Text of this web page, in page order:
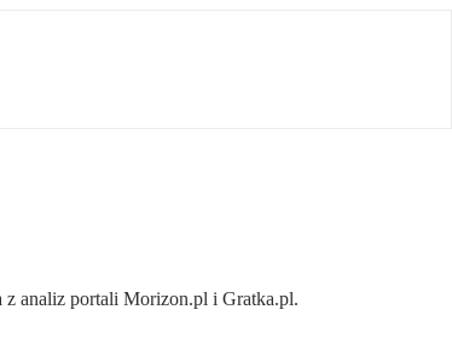
z analiz portali Morizon.pl i Gratka.pl.